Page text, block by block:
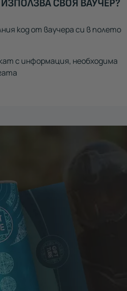
СВОЯ ВАУЧЕР?
код от ваучера си в полето
с информация, необходима